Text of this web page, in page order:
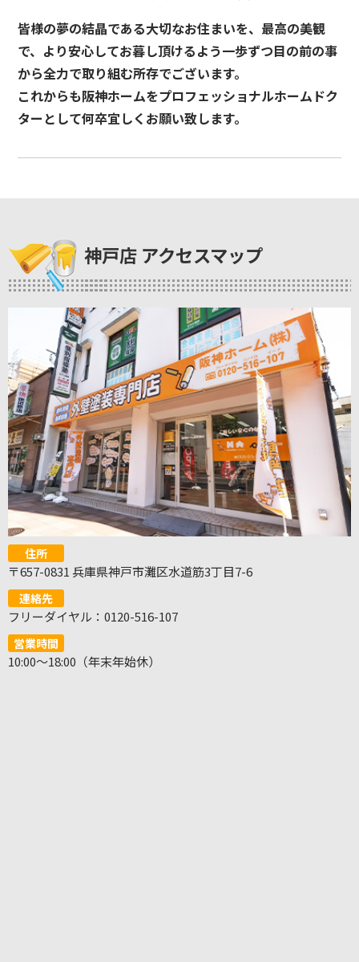
皆様の夢の結晶である大切なお住まいを、最高の美観
で、より安心してお暮し頂けるよう一歩ずつ目の前の事
から全力で取り組む所存でございます。
これからも阪神ホームをプロフェッショナルホームドク
ターとして何卒宜しくお願い致します。
神戸店 アクセスマップ
住所
〒657-0831 兵庫県神戸市灘区水道筋3丁目7-6
連絡先
フリーダイヤル：0120-516-107
営業時間
10:00～18:00（年末年始休）